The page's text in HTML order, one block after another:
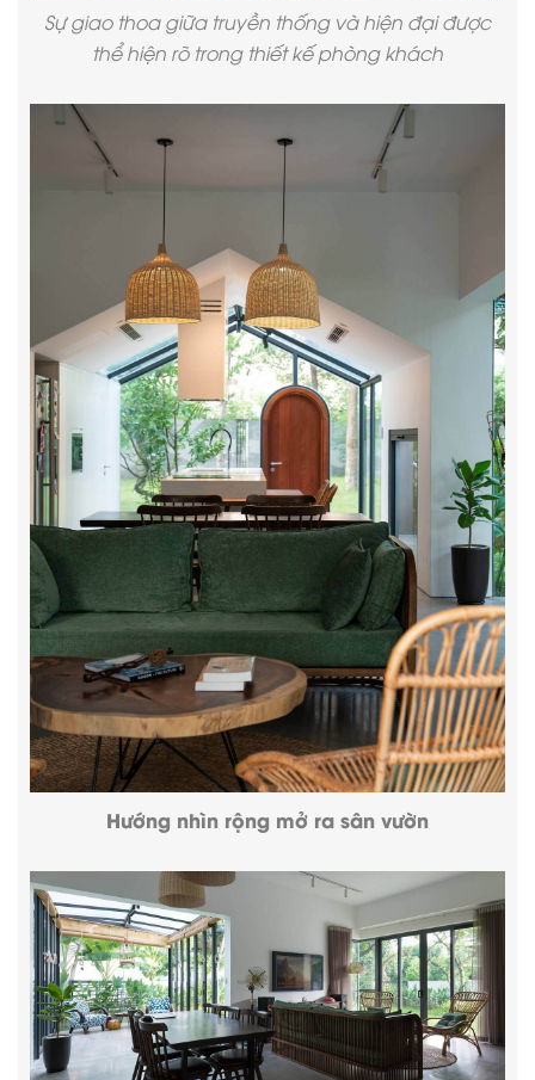
Sự giao thoa giữa truyền thống và hiện đại được
thể hiện rõ trong thiết kế phòng khách
Hướng nhìn rộng mở ra sân vườn